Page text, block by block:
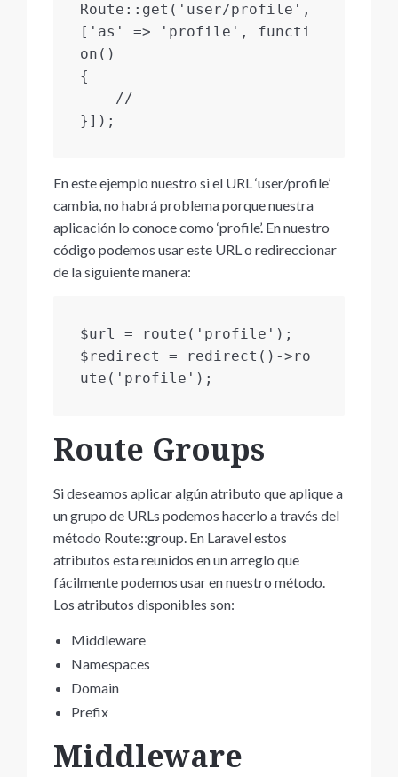
Route::get('user/profile',
['as' => 'profile', functi
on()
{
}]);
En este ejemplo nuestro si el URL ‘user/profile’
cambia, no habrá problema porque nuestra
aplicación lo conoce como ‘profile’. En nuestro
código podemos usar este URL o redireccionar
de la siguiente manera:
$url = route('profile');
$redirect = redirect()->ro
ute('profile');
Route Groups
Si deseamos aplicar algún atributo que aplique a
un grupo de URLs podemos hacerlo a través del
método Route::group. En Laravel estos
atributos esta reunidos en un arreglo que
fácilmente podemos usar en nuestro método.
Los atributos disponibles son:
Middleware
Namespaces
Domain
Prefix
Middleware